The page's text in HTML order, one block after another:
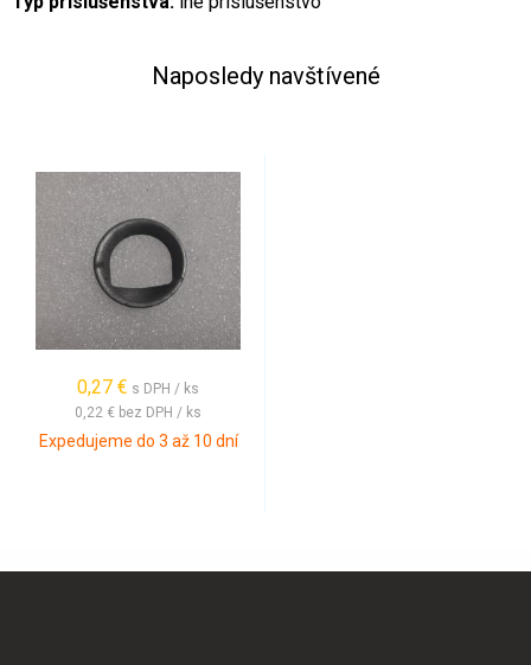
Naposledy navštívené
0,27 € s DPH / ks
0,22 € bez DPH / ks
Expedujeme do 3 až 10 dní